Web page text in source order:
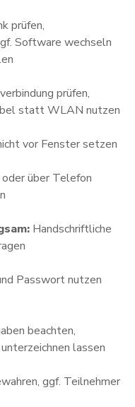
prüfen,
Software wechseln
prüfen,
statt WLAN nutzen
vor Fenster setzen
über Telefon
Handschriftliche
Passwort nutzen
beachten,
lassen
ggf. Teilnehmer